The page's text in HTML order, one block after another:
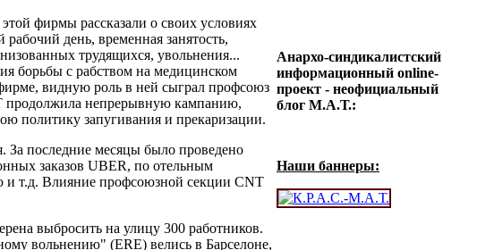
фирмы рассказали о своих условиях
день, временная занятость,
трудящихся, увольнения...
борьбы с рабством на медицинском
видную роль в ней сыграл профсоюз
продолжила непрерывную кампанию,
политику запугивания и прекаризации.
За последние месяцы было проведено
заказов UBER, по отельным
т.д. Влияние профсоюзной секции CNT
выбросить на улицу 300 работников.
вольнению" (ERE) велись в Барселоне,
Анархо-синдикалистский
информационный online-
проект - неофициальный
блог М.А.Т.:
Наши баннеры: